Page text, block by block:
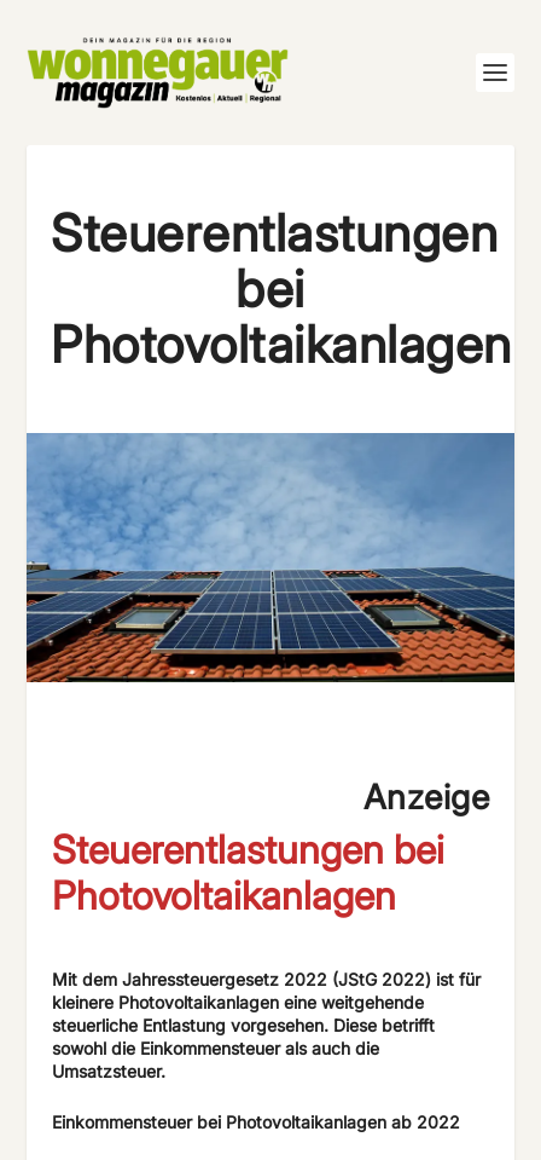
Steuerentlastungen
bei
Photovoltaikanlagen
Anzeige
Steuerentlastungen bei
Photovoltaikanlagen
Mit dem Jahressteuergesetz 2022 (JStG 2022) ist für
kleinere Photovoltaikanlagen eine weitgehende
steuerliche Entlastung vorgesehen. Diese betrifft
sowohl die Einkommensteuer als auch die
Umsatzsteuer.
Einkommensteuer bei Photovoltaikanlagen ab 2022